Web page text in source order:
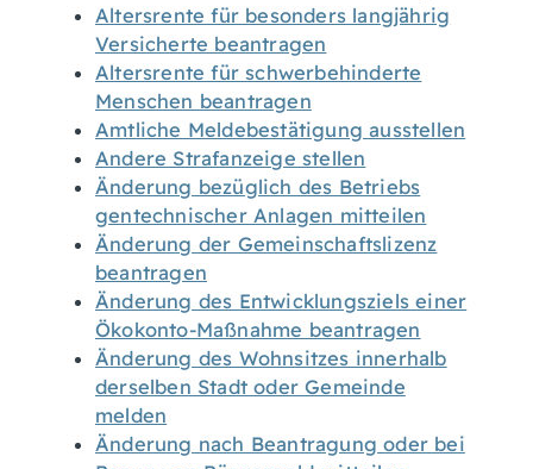
Altersrente für besonders langjährig
Versicherte beantragen
Altersrente für schwerbehinderte
Menschen beantragen
Amtliche Meldebestätigung ausstellen
Andere Strafanzeige stellen
Änderung bezüglich des Betriebs
gentechnischer Anlagen mitteilen
Änderung der Gemeinschaftslizenz
beantragen
Änderung des Entwicklungsziels einer
Ökokonto-Maßnahme beantragen
Änderung des Wohnsitzes innerhalb
derselben Stadt oder Gemeinde
melden
Änderung nach Beantragung oder bei